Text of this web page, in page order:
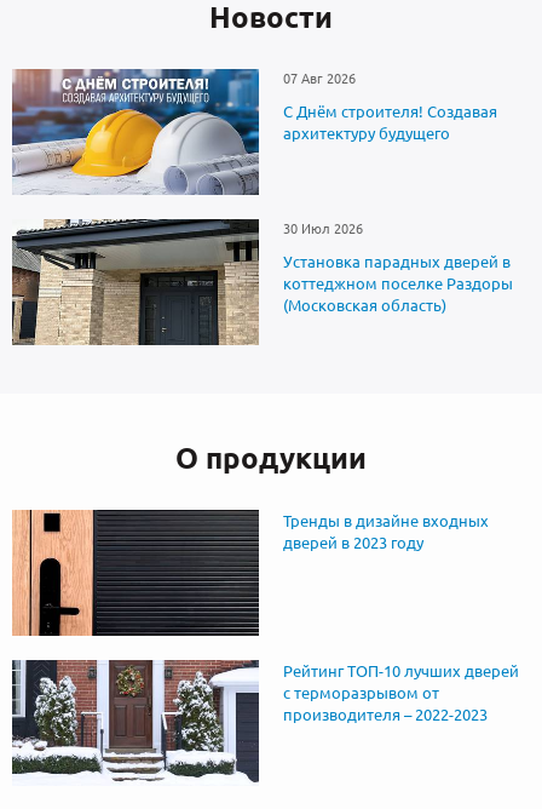
Новоcти
07 Авг 2026
С Днём строителя! Создавая
архитектуру будущего
30 Июл 2026
Установка парадных дверей в
коттеджном поселке Раздоры
(Московская область)
О продукции
Тренды в дизайне входных
дверей в 2023 году
Рейтинг ТОП-10 лучших дверей
с терморазрывом от
производителя – 2022-2023